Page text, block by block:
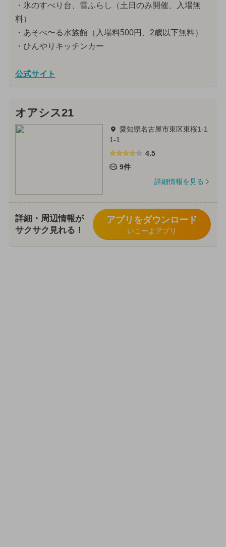
・氷のすべり台、雪ふらし（土日のみ開催、入場無
料）
・あそべ〜る水族館（入場料500円、2歳以下無料）
・ひんやりキッチンカー
公式サイト
オアシス21
愛知県名古屋市東区東桜1-1
1-1
4.5
9件
詳細情報を見る
詳細・周辺情報が
サクサク見れる！
アプリをダウンロード
いこーよアプリ